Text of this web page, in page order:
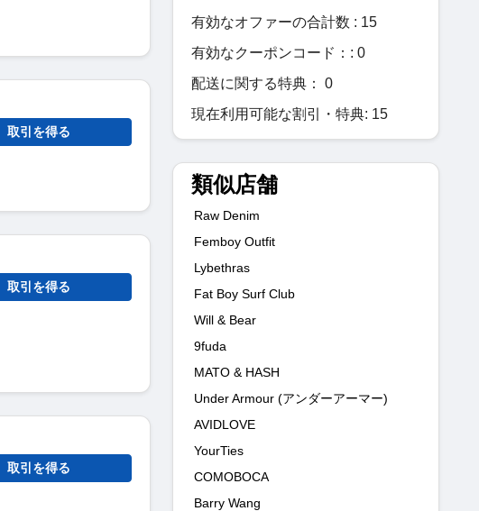
取引を得る
取引を得る
取引を得る
有効なオファーの合計数 : 15
有効なクーポンコード：: 0
配送に関する特典： 0
現在利用可能な割引・特典: 15
類似店舗
Raw Denim
Femboy Outfit
Lybethras
Fat Boy Surf Club
Will & Bear
9fuda
MATO & HASH
Under Armour (アンダーアーマー)
AVIDLOVE
YourTies
COMOBOCA
Barry Wang